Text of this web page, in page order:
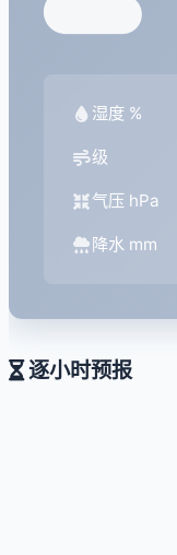
湿度 %
级
气压 hPa
降水 mm
逐小时预报